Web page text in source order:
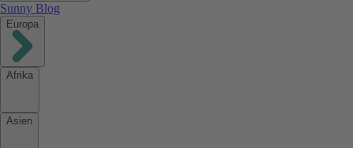
Sunny Blog
Europa
Afrika
Asien